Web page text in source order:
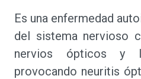
Es una enfermedad
del sistema nervioso
nervios ópticos y
provocando neuritis